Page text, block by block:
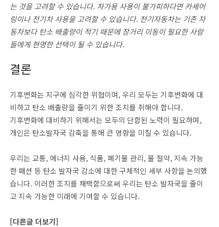
는 것을 고려할 수 있습니다. 자가용 사용이 불가피하다면 카셰어
링이나 전기차 사용을 고려할 수 있습니다. 전기자동차는 기존 자
동차보다 탄소 배출량이 적기 때문에 장거리 이동이 필요한 사람
들에게 현명한 선택이 될 수 있습니다.
결론
기후변화는 지구에 심각한 위협이며, 우리 모두는 기후변화에 대
비하고 탄소 배출량을 줄이기 위한 조치를 취해야 합니다.
기후변화에 대비하기 위해서는 모두의 단합된 노력이 필요하며,
개인은 탄소발자국 감축을 통해 큰 영향을 미칠 수 있습니다.
우리는 교통, 에너지 사용, 식품, 폐기물 관리, 물 절약, 지속 가능
한 패션 등 탄소 발자국 감소에 대한 구체적인 세부 사항을 논의했
습니다. 이러한 조치를 채택함으로써 우리는 탄소 발자국을 줄이
고 지속 가능한 미래에 기여할 수 있습니다.
[다른글 더보기]